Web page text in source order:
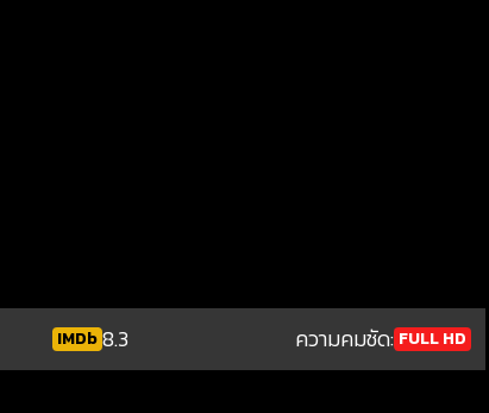
IMDb8.3 ความคมชัด: FULL HD